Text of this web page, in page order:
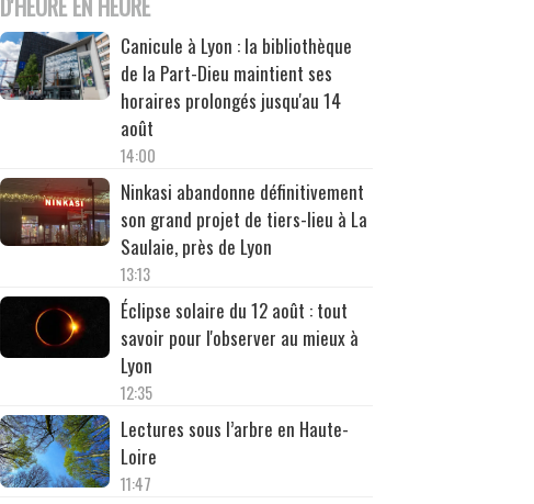
Canicule à Lyon : la bibliothèque
de la Part-Dieu maintient ses
horaires prolongés jusqu'au 14
août
14:00
Ninkasi abandonne définitivement
son grand projet de tiers-lieu à La
Saulaie, près de Lyon
13:13
Éclipse solaire du 12 août : tout
savoir pour l'observer au mieux à
Lyon
12:35
Lectures sous l’arbre en Haute-
Loire
11:47